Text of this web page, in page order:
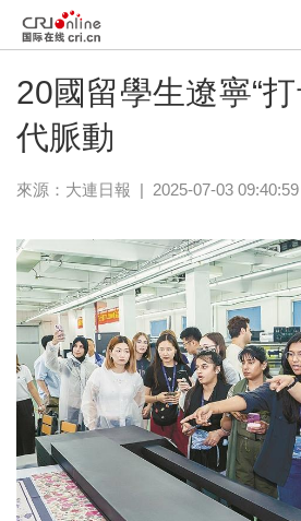
20國留學生遼寧“
代脈動
來源： 大連日報 | 2025-07-03 09:40:59